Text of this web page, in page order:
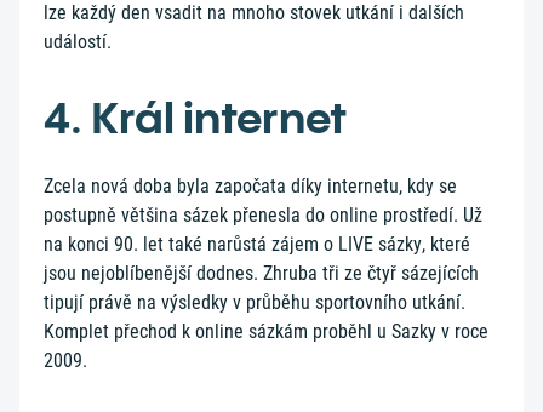
lze každý den vsadit na mnoho stovek utkání i dalších
událostí.
4. Král internet
Zcela nová doba byla započata díky internetu, kdy se
postupně většina sázek přenesla do online prostředí. Už
na konci 90. let také narůstá zájem o LIVE sázky, které
jsou nejoblíbenější dodnes. Zhruba tři ze čtyř sázejících
tipují právě na výsledky v průběhu sportovního utkání.
Komplet přechod k online sázkám proběhl u Sazky v roce
2009.